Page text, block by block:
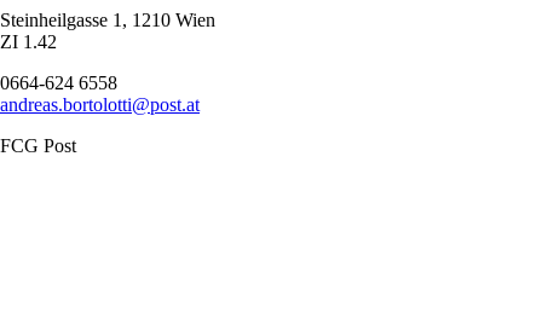
Steinheilgasse 1, 1210 Wien
ZI 1.42
0664-624 6558
andreas.bortolotti@post.at
FCG Post